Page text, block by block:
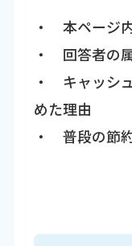
・ 本ページ
・ 回答者の
・ キャッシ
めた理由
・ 普段の節